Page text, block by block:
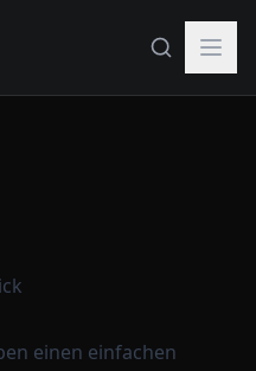
einen einfachen